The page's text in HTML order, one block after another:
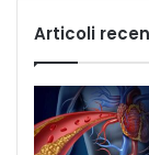
Articoli